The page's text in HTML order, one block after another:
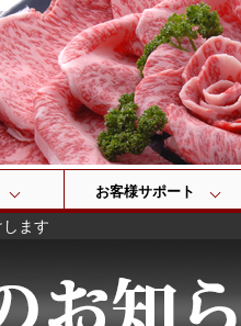
検索
お客様サポート
ます